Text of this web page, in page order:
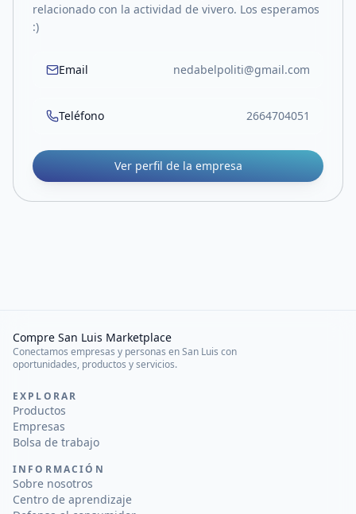
relacionado con la actividad de vivero. Los esperamos
:)
Email nedabelpoliti@gmail.com
Teléfono 2664704051
Ver perfil de la empresa
Compre San Luis Marketplace
Conectamos empresas y personas en San Luis con
oportunidades, productos y servicios.
EXPLORAR
Productos
Empresas
Bolsa de trabajo
INFORMACIÓN
Sobre nosotros
Centro de aprendizaje